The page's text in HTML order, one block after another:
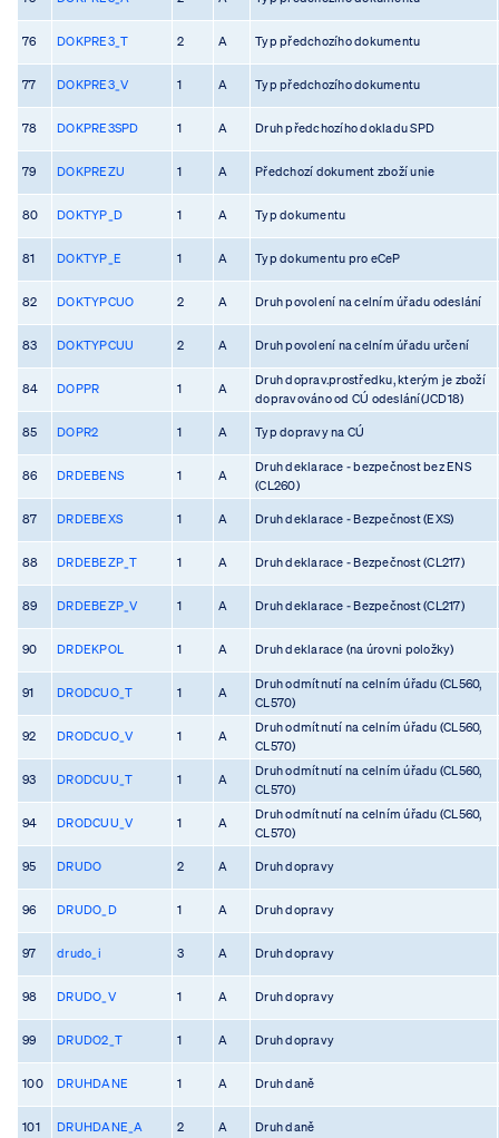
76 DOKPRE3_T 2 A Typ předchozího dokumentu
77 DOKPRE3_V 1 A Typ předchozího dokumentu
78 DOKPRE3SPD 1 A Druh předchozího dokladu SPD
79 DOKPREZU 1 A Předchozí dokument zboží unie
80 DOKTYP_D 1 A Typ dokumentu
81 DOKTYP_E 1 A Typ dokumentu pro eCeP
82 DOKTYPCUO 2 A Druh povolení na celním úřadu odeslání
83 DOKTYPCUU 2 A Druh povolení na celním úřadu určení
84 DOPPR 1 A
Druh doprav.prostředku, kterým je zboží
dopravováno od CÚ odeslání(JCD18)
85 DOPR2 1 A Typ dopravy na CÚ
86 DRDEBENS 1 A
Druh deklarace - bezpečnost bez ENS
(CL260)
87 DRDEBEXS 1 A Druh deklarace - Bezpečnost (EXS)
88 DRDEBEZP_T 1 A Druh deklarace - Bezpečnost (CL217)
89 DRDEBEZP_V 1 A Druh deklarace - Bezpečnost (CL217)
90 DRDEKPOL 1 A Druh deklarace (na úrovni položky)
91 DRODCUO_T 1 A
Druh odmítnutí na celním úřadu (CL560,
CL570)
92 DRODCUO_V 1 A
Druh odmítnutí na celním úřadu (CL560,
CL570)
93 DRODCUU_T 1 A
Druh odmítnutí na celním úřadu (CL560,
CL570)
94 DRODCUU_V 1 A
Druh odmítnutí na celním úřadu (CL560,
CL570)
95 DRUDO 2 A Druh dopravy
96 DRUDO_D 1 A Druh dopravy
97 drudo_i 3 A Druh dopravy
98 DRUDO_V 1 A Druh dopravy
99 DRUDO2_T 1 A Druh dopravy
100 DRUHDANE 1 A Druh daně
101 DRUHDANE_A 2 A Druh daně